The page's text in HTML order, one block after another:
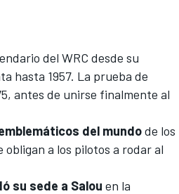
del WRC desde su
hasta 1957. La prueba de
antes de unirse finalmente al
del mundode los
a los pilotos a rodar al
su sede a Salou en la